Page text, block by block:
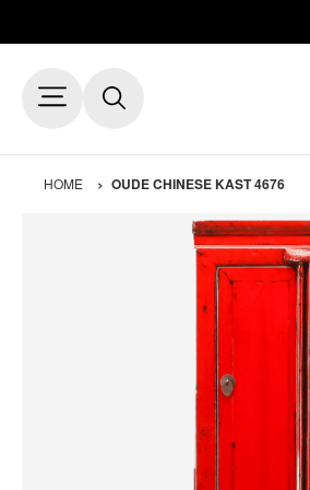
HOME OUDE CHINESE KAST 4676